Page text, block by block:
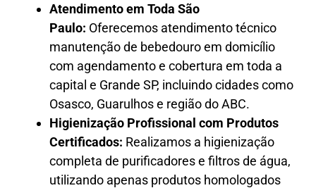
Atendimento em Toda São
Paulo: Oferecemos atendimento técnico
manutenção de bebedouro em domicílio
com agendamento e cobertura em toda a
capital e Grande SP, incluindo cidades como
Osasco, Guarulhos e região do ABC.
Higienização Profissional com Produtos
Certificados: Realizamos a higienização
completa de purificadores e filtros de água,
utilizando apenas produtos homologados